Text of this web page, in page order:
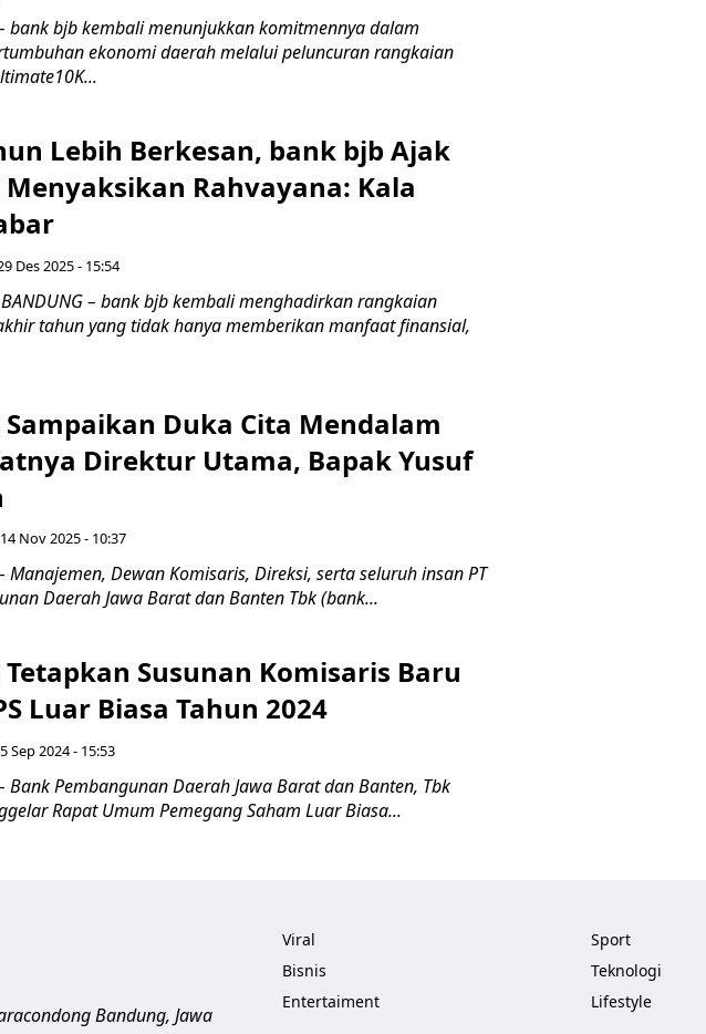
– bank bjb kembali menunjukkan komitmennya dalam
ekonomi daerah melalui peluncuran rangkaian
Lebih Berkesan, bank bjb Ajak
Rahvayana: Kala
Des 2025 - 15:54
BANDUNG – bank bjb kembali menghadirkan rangkaian
tahun yang tidak hanya memberikan manfaat finansial,
Sampaikan Duka Cita Mendalam
Direktur Utama, Bapak Yusuf
Nov 2025 - 10:37
Manajemen, Dewan Komisaris, Direksi, serta seluruh insan PT
Daerah Jawa Barat dan Banten Tbk (bank...
Tetapkan Susunan Komisaris Baru
Luar Biasa Tahun 2024
Sep 2024 - 15:53
Bank Pembangunan Daerah Jawa Barat dan Banten, Tbk
Rapat Umum Pemegang Saham Luar Biasa...
Bandung, Jawa
Viral
Bisnis
Entertaiment
Sport
Teknologi
Lifestyle